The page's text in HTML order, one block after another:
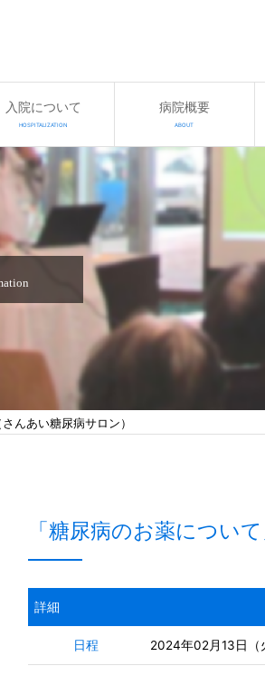
入院について
HOSPITALIZATION
病院概要
ABOUT
んあい糖尿病サロン）
「糖尿病のお薬につい
詳細
日程 2024年02月13日（